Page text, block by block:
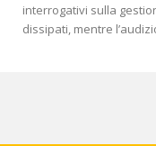
interrogativi sulla
dissipati, mentre